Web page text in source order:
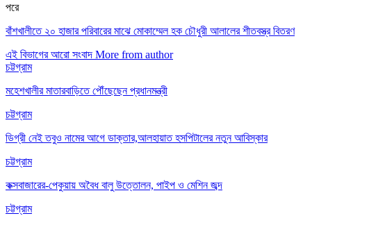
পরে
বাঁশখালীতে ২০ হাজার পরিবারের মাঝে মোকাম্মেল হক চৌধুরী আলালের শীতবস্ত্র বিতরণ
এই বিভাগের আরো সংবাদ More from author
চট্টগ্রাম
মহেশখালীর মাতারবাড়িতে পৌঁছেছেন প্রধানমন্ত্রী
চট্টগ্রাম
ডিগ্রী নেই তবুও নামের আগে ডাক্তার,আলহায়াত হসপিটালের নতুন আবিস্কার
চট্টগ্রাম
কক্সবাজারের-পেকুয়ায় অবৈধ বালু উত্তোলন, পাইপ ও মেশিন জব্দ
চট্টগ্রাম